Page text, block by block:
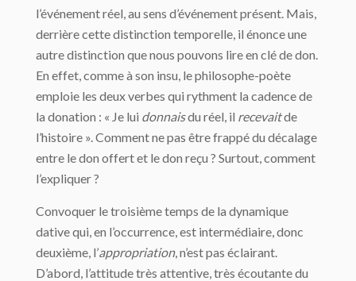
l’événement réel, au sens d’événement présent. Mais,
derrière cette distinction temporelle, il énonce une
autre distinction que nous pouvons lire en clé de don.
En effet, comme à son insu, le philosophe-poète
emploie les deux verbes qui rythment la cadence de
la donation : « Je lui donnaisdu réel, il recevaitde
l’histoire ». Comment ne pas être frappé du décalage
entre le don offert et le don reçu ? Surtout, comment
l’expliquer ?
Convoquer le troisième temps de la dynamique
dative qui, en l’occurrence, est intermédiaire, donc
deuxième, l’appropriation, n’est pas éclairant.
D’abord, l’attitude très attentive, très écoutante du